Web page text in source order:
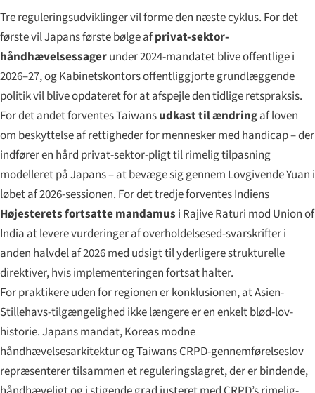
Tre reguleringsudviklinger vil forme den næste cyklus. For det
første vil Japans første bølge afprivat-sektor-
håndhævelsessagerunder 2024-mandatet blive offentlige i
2026–27, og Kabinetskontors offentliggjorte grundlæggende
politik vil blive opdateret for at afspejle den tidlige retspraksis.
For det andet forventes Taiwansudkast til ændringaf loven
om beskyttelse af rettigheder for mennesker med handicap – der
indfører en hård privat-sektor-pligt til rimelig tilpasning
modelleret på Japans – at bevæge sig gennem Lovgivende Yuan i
løbet af 2026-sessionen. For det tredje forventes Indiens
Højesterets fortsatte mandamus i Rajive Raturi mod Union of
India at levere vurderinger af overholdelsesed-svarskrifter i
anden halvdel af 2026 med udsigt til yderligere strukturelle
direktiver, hvis implementeringen fortsat halter.
For praktikere uden for regionen er konklusionen, at Asien-
Stillehavs-tilgængelighed ikke længere er en enkelt blød-lov-
historie. Japans mandat, Koreas modne
håndhævelsesarkitektur og Taiwans CRPD-gennemførelseslov
repræsenterer tilsammen et reguleringslagret, der er bindende,